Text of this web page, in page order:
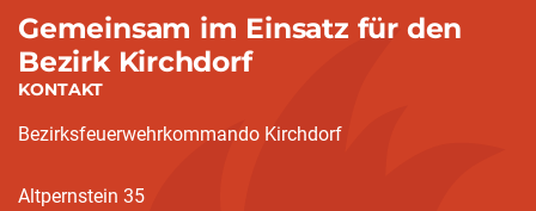
Gemeinsam im Einsatz für den
Bezirk Kirchdorf
KONTAKT
Bezirksfeuerwehrkommando Kirchdorf
Altpernstein 35